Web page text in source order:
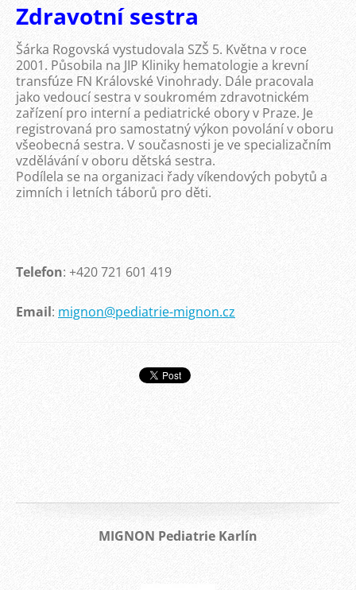
Zdravotní sestra
Šárka Rogovská vystudovala SZŠ 5. Května v roce
2001. Působila na JIP Kliniky hematologie a krevní
transfúze FN Královské Vinohrady. Dále pracovala
jako vedoucí sestra v soukromém zdravotnickém
zařízení pro interní a pediatrické obory v Praze. Je
registrovaná pro samostatný výkon povolání v oboru
všeobecná sestra. V současnosti je ve specializačním
vzdělávání v oboru dětská sestra.
Podílela se na organizaci řady víkendových pobytů a
zimních i letních táborů pro děti.
Telefon: +420 721 601 419
Email: mignon@pediatrie-mignon.cz
MIGNON Pediatrie Karlín